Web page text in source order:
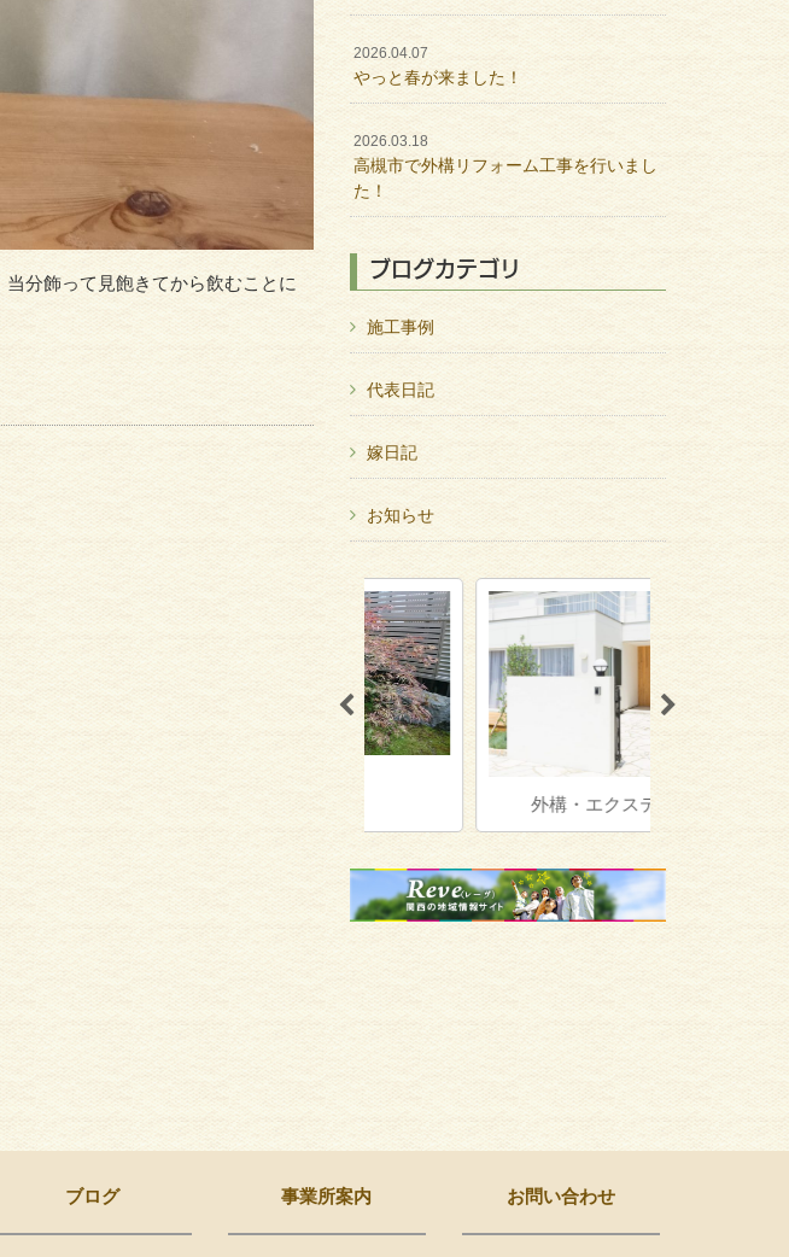
分飾って見飽きてから飲むことに
2026.04.07
やっと春が来ました！
2026.03.18
高槻市で外構リフォーム工事を行いまし
た！
ブログカテゴリ
施工事例
代表日記
嫁日記
お知らせ
剪定
外構・エクステリア
ブログ 事業所案内 お問い合わせ